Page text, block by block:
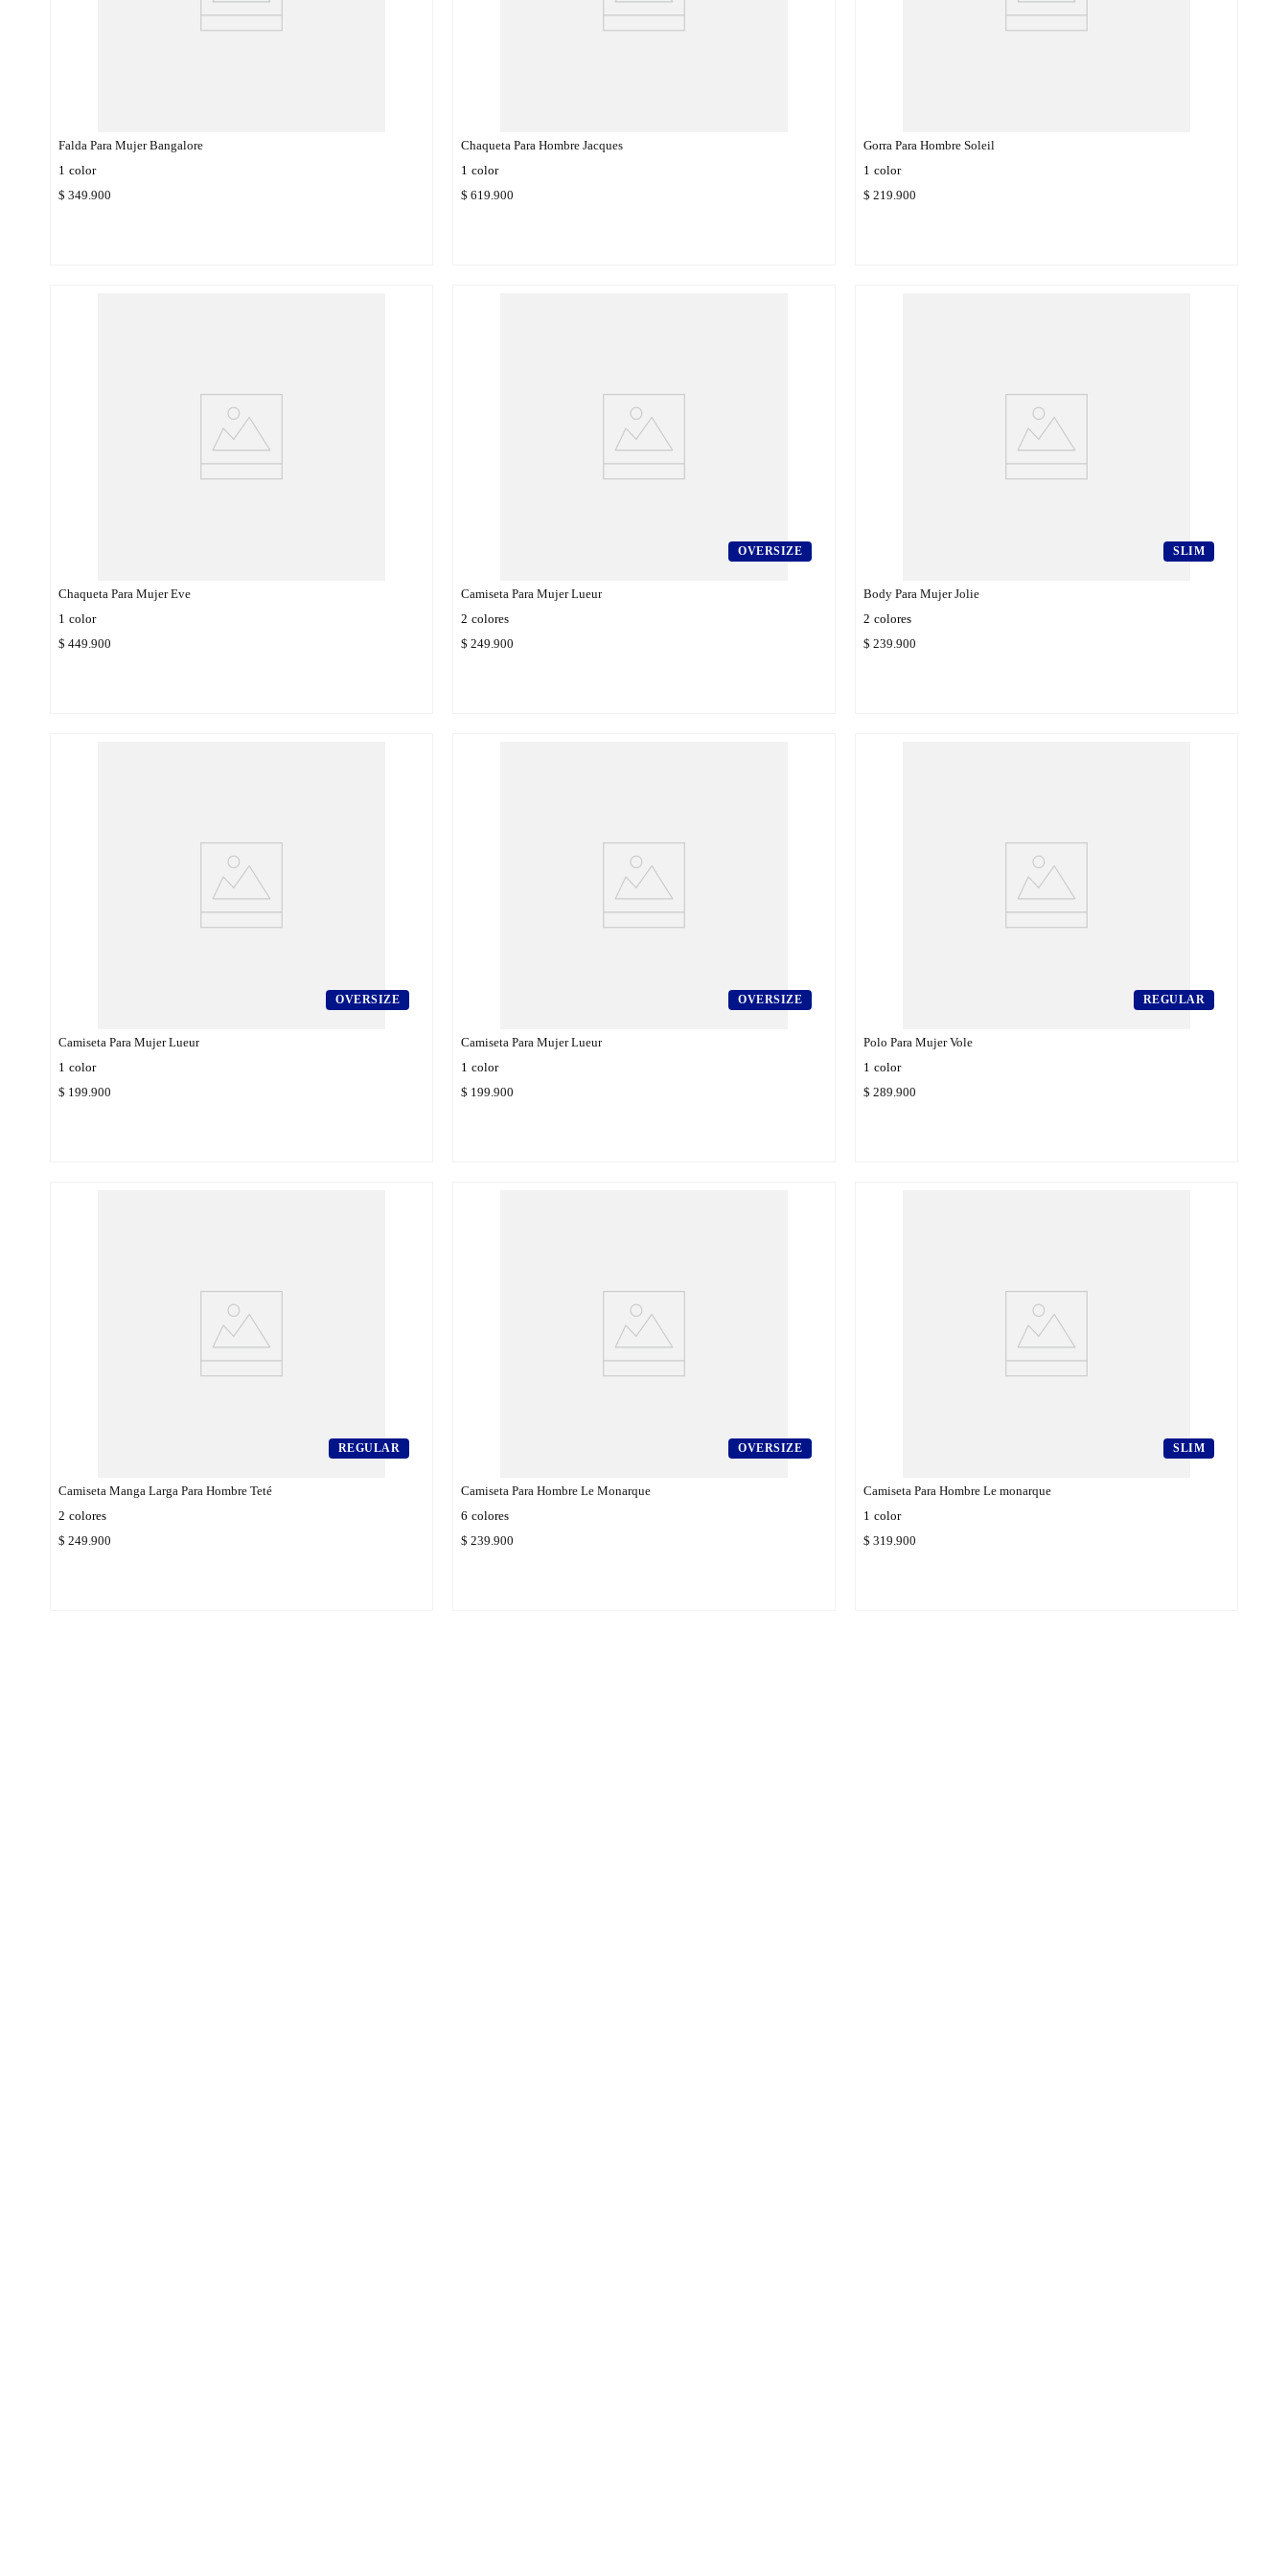
Falda Para Mujer Bangalore
1 color
$ 349 900
Chaqueta Para Hombre Jacques
1 color
$ 619 900
Gorra Para Hombre Soleil
1 color
$ 219 900
Chaqueta Para Mujer Eve
1 color
$ 449 900
OVERSIZE
Camiseta Para Mujer Lueur
2 colores
$ 249 900
SLIM
Body Para Mujer Jolie
2 colores
$ 239 900
OVERSIZE
Camiseta Para Mujer Lueur
1 color
$ 199 900
OVERSIZE
Camiseta Para Mujer Lueur
1 color
$ 199 900
REGULAR
Polo Para Mujer Vole
1 color
$ 289 900
REGULAR
Camiseta Manga Larga Para Hombre Teté
2 colores
$ 249 900
OVERSIZE
Camiseta Para Hombre Le Monarque
6 colores
$ 239 900
SLIM
Camiseta Para Hombre Le monarque
1 color
$ 319 900